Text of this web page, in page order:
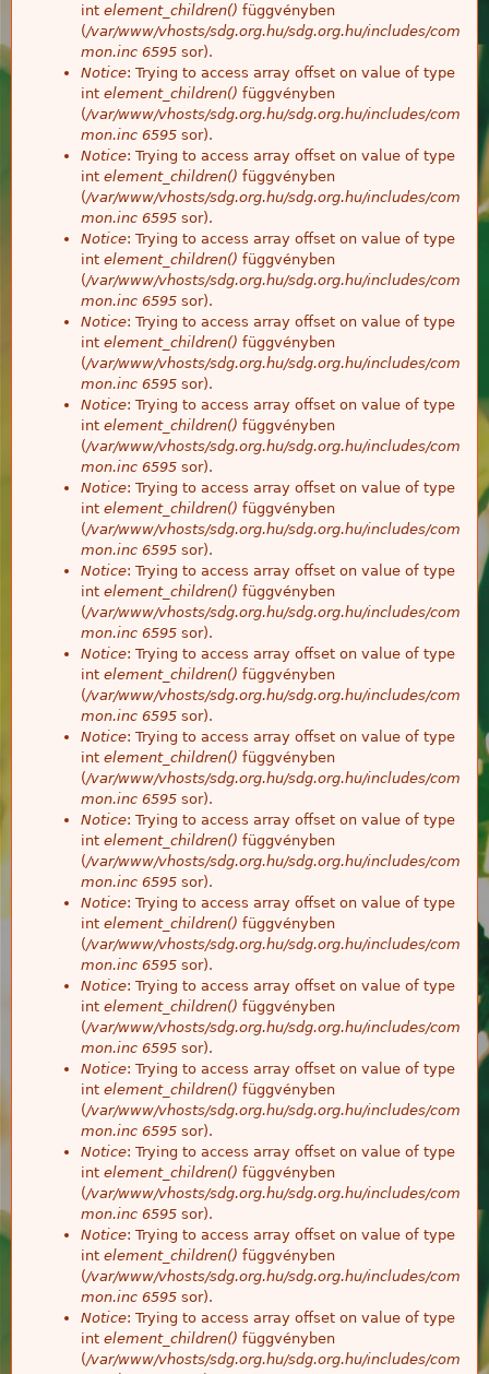
int element_children() függvényben
(/var/www/vhosts/sdg.org.hu/sdg.org.hu/includes/com
mon.inc 6595 sor).
Notice: Trying to access array offset on value of type
int element_children() függvényben
(/var/www/vhosts/sdg.org.hu/sdg.org.hu/includes/com
mon.inc 6595 sor).
Notice: Trying to access array offset on value of type
int element_children() függvényben
(/var/www/vhosts/sdg.org.hu/sdg.org.hu/includes/com
mon.inc 6595 sor).
Notice: Trying to access array offset on value of type
int element_children() függvényben
(/var/www/vhosts/sdg.org.hu/sdg.org.hu/includes/com
mon.inc 6595 sor).
Notice: Trying to access array offset on value of type
int element_children() függvényben
(/var/www/vhosts/sdg.org.hu/sdg.org.hu/includes/com
mon.inc 6595 sor).
Notice: Trying to access array offset on value of type
int element_children() függvényben
(/var/www/vhosts/sdg.org.hu/sdg.org.hu/includes/com
mon.inc 6595 sor).
Notice: Trying to access array offset on value of type
int element_children() függvényben
(/var/www/vhosts/sdg.org.hu/sdg.org.hu/includes/com
mon.inc 6595 sor).
Notice: Trying to access array offset on value of type
int element_children() függvényben
(/var/www/vhosts/sdg.org.hu/sdg.org.hu/includes/com
mon.inc 6595 sor).
Notice: Trying to access array offset on value of type
int element_children() függvényben
(/var/www/vhosts/sdg.org.hu/sdg.org.hu/includes/com
mon.inc 6595 sor).
Notice: Trying to access array offset on value of type
int element_children() függvényben
(/var/www/vhosts/sdg.org.hu/sdg.org.hu/includes/com
mon.inc 6595 sor).
Notice: Trying to access array offset on value of type
int element_children() függvényben
(/var/www/vhosts/sdg.org.hu/sdg.org.hu/includes/com
mon.inc 6595 sor).
Notice: Trying to access array offset on value of type
int element_children() függvényben
(/var/www/vhosts/sdg.org.hu/sdg.org.hu/includes/com
mon.inc 6595 sor).
Notice: Trying to access array offset on value of type
int element_children() függvényben
(/var/www/vhosts/sdg.org.hu/sdg.org.hu/includes/com
mon.inc 6595 sor).
Notice: Trying to access array offset on value of type
int element_children() függvényben
(/var/www/vhosts/sdg.org.hu/sdg.org.hu/includes/com
mon.inc 6595 sor).
Notice: Trying to access array offset on value of type
int element_children() függvényben
(/var/www/vhosts/sdg.org.hu/sdg.org.hu/includes/com
mon.inc 6595 sor).
Notice: Trying to access array offset on value of type
int element_children() függvényben
(/var/www/vhosts/sdg.org.hu/sdg.org.hu/includes/com
mon.inc 6595 sor).
Notice: Trying to access array offset on value of type
int element_children() függvényben
(/var/www/vhosts/sdg.org.hu/sdg.org.hu/includes/com